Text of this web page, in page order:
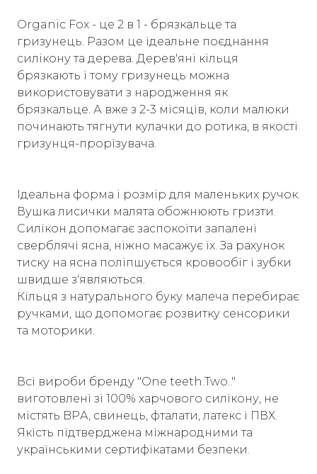
Organic Fox - це 2 в 1 - брязкальце та
гризунець. Разом це ідеальне поєднання
силікону та дерева. Дерев'яні кільця
брязкають і тому гризунець можна
використовувати з народження як
брязкальце. А вже з 2-3 місяців, коли малюки
починають тягнути кулачки до ротика, в якості
гризунця-прорізувача.
Ідеальна форма і розмір для маленьких ручок.
Вушка лисички малята обожнюють гризти.
Силікон допомагає заспокоїти запалені
сверблячі ясна, ніжно масажує їх. За рахунок
тиску на ясна поліпшується кровообіг і зубки
швидше з'являються.
Кільця з натурального буку малеча перебирає
ручками, що допомогає розвитку сенсорики
та моторики.
Всі вироби бренду "One teeth.Two.."
виготовлені зі 100% харчового силікону, не
містять BPА, свинець, фталати, латекс і ПВХ.
Якість підтверджена міжнародними та
українськими сертифікатами безпеки.